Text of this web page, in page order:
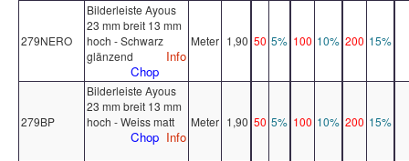
279NERO
Bilderleiste Ayous
23 mm breit 13 mm
hoch - Schwarz
glänzend
Info
Chop
Meter 1,90 50 5% 100 10% 200 15%
279BP
Bilderleiste Ayous
23 mm breit 13 mm
hoch - Weiss matt
Info
Chop
Meter 1,90 50 5% 100 10% 200 15%